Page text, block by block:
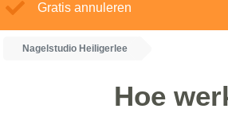
Gratis annuleren
Nagelstudio Heiligerlee
Hoe